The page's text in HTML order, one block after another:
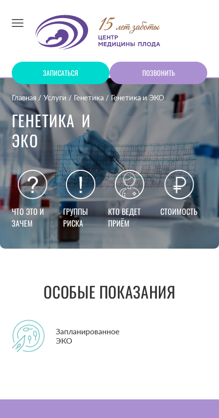
ЗАПИСАТЬСЯ ПОЗВОНИТЬ
Главная Услуги Генетика Генетика и ЭКО
ГЕНЕТИКА И
ЭКО
ЧТО ЭТО И
ЗАЧЕМ
ГРУППЫ
РИСКА
КТО ВЕДЕТ
ПРИЁМ
СТОИМОСТЬ
ОСОБЫЕ ПОКАЗАНИЯ
Запланированное
ЭКО